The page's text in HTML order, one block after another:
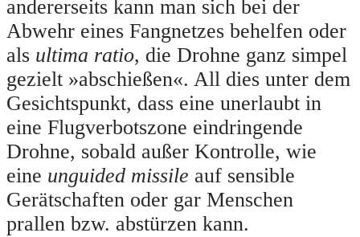
andererseits kann man sich bei der
Abwehr eines Fangnetzes behelfen oder
als ultima ratio, die Drohne ganz simpel
gezielt »abschießen«. All dies unter dem
Gesichtspunkt, dass eine unerlaubt in
eine Flugverbotszone eindringende
Drohne, sobald außer Kontrolle, wie
eine unguided missile auf sensible
Gerätschaften oder gar Menschen
prallen bzw. abstürzen kann.